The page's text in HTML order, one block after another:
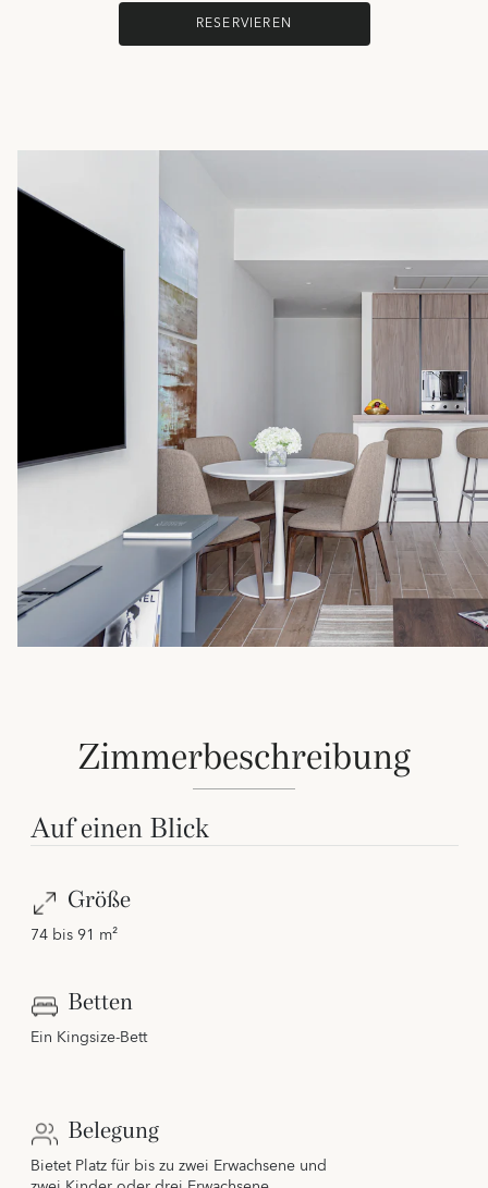
RESERVIEREN
Zimmerbeschreibung
Auf einen Blick
Größe
74 bis 91 m²
Betten
Ein Kingsize-Bett
Belegung
Bietet Platz für bis zu zwei Erwachsene und